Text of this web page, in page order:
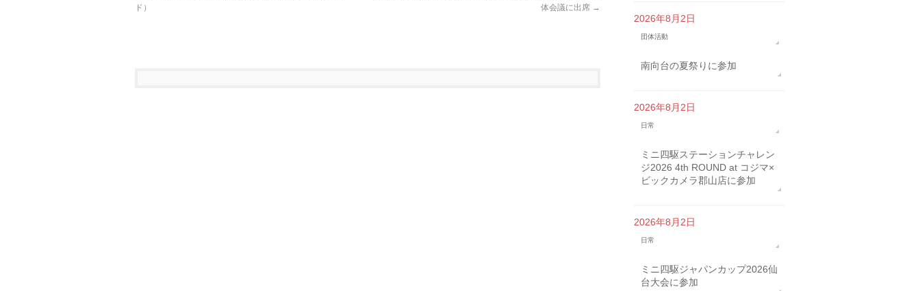
ド）
体会議に出席 →
2026年8月2日
団体活動
南向台の夏祭りに参加
2026年8月2日
日常
ミニ四駆ステーションチャレン
ジ2026 4th ROUND at コジマ×
ビックカメラ郡山店に参加
2026年8月2日
日常
ミニ四駆ジャパンカップ2026仙
台大会に参加